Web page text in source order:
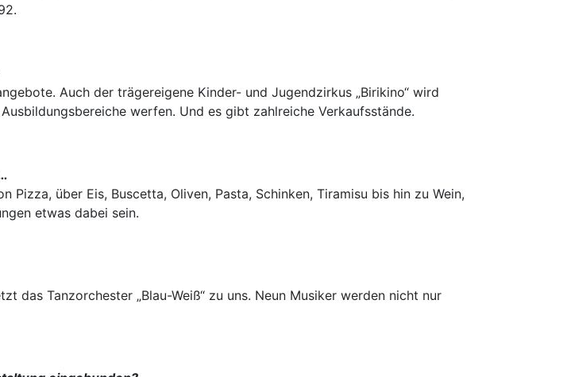
Auch der trägereigene Kinder- und Jugendzirkus „Birikino“ wird
werfen. Und es gibt zahlreiche Verkaufsstände.
über Eis, Buscetta, Oliven, Pasta, Schinken, Tiramisu bis hin zu Wein,
etwas dabei sein.
das Tanzorchester „Blau-Weiß“ zu uns. Neun Musiker werden nicht nur